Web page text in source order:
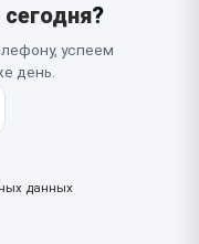
?
успеем
день.
данных